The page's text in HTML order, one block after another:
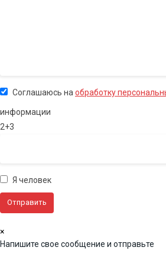
Соглашаюсь на обработку
информации
2+3
Я человек
×
Напишите свое сообщение и отправьте